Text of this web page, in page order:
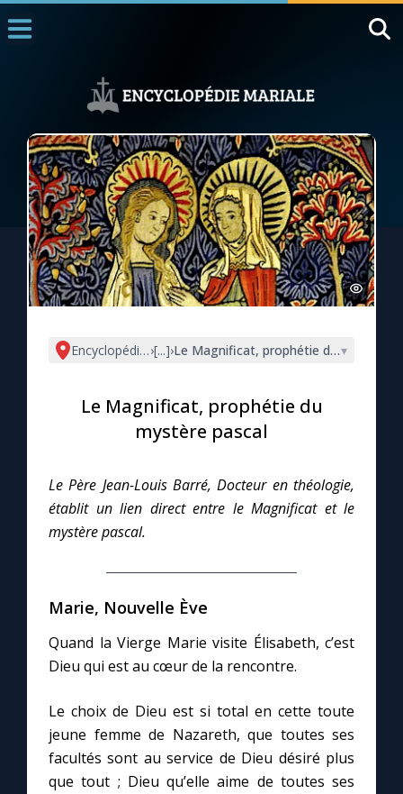
1000 Raisons de Croire
L'actualité de la semaine
La chaîne Youtube
La newsletter
La vidéo de la semaine
Le magazine
Questions-réponses
Prier au quotidien
Avec Thérèse de Lisieux
L'Évangile chaque jour
Encyclopédie mariale
›[...]›Le Magnificat, prophétie du mystère
▾
Le Magnificat, prophétie du
mystère pascal
Le Père Jean-Louis Barré, Docteur en théologie,
établit un lien direct entre le Magnificat et le
mystère pascal.
Marie, Nouvelle Ève
Quand la Vierge Marie visite Élisabeth, c’est
Dieu qui est au cœur de la rencontre.
Le choix de Dieu est si total en cette toute
jeune femme de Nazareth, que toutes ses
facultés sont au service de Dieu désiré plus
que tout ; Dieu qu’elle aime de toutes ses